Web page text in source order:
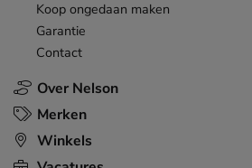
Over Nelson
Koop ongedaan maken
Garantie
Contact
Merken
Winkels